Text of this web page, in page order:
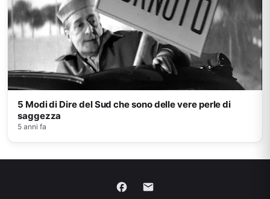
5 Modi di Dire del Sud che sono delle vere perle di
saggezza
5 anni fa